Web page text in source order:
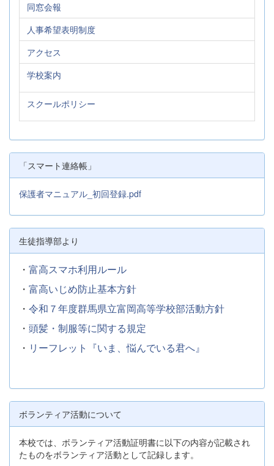
同窓会報
人事希望表明制度
アクセス
学校案内
スクールポリシー
「スマート連絡帳」
保護者マニュアル_初回登録.pdf
生徒指導部より
・ 富高スマホ利用ルール
・ 富高いじめ防止基本方針
・ 令和７年度群馬県立富岡高等学校部活動方針
・ 頭髪・制服等に関する規定
・ リーフレット『いま、悩んでいる君へ』
ボランティア活動について
本校では、ボランティア活動証明書に以下の内容が記載され
たものをボランティア活動として記録します。